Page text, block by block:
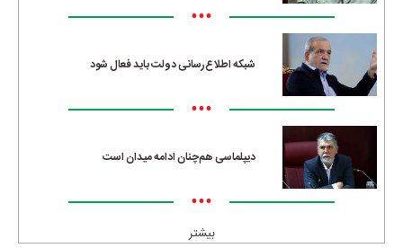
•••
شبکه اطلاع‌رسانی دولت باید فعال شود
•••
دیپلماسی هم‌چنان ادامه میدان است
•••
بیشتر